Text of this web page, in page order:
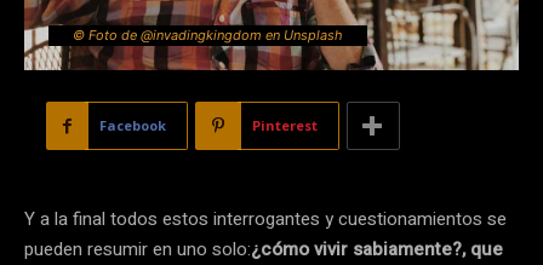
© Foto de @invadingkingdom en Unsplash
Facebook Pinterest
Y a la final todos estos interrogantes y cuestionamientos se
pueden resumir en uno solo:¿cómo vivir sabiamente?, que